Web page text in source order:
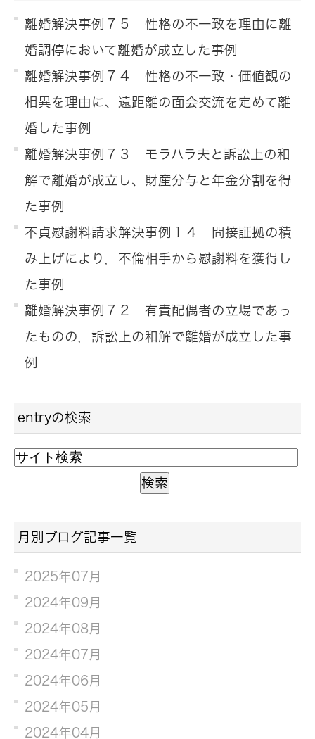
離婚解決事例７５ 性格の不一致を理由に離
婚調停において離婚が成立した事例
離婚解決事例７４ 性格の不一致・価値観の
相異を理由に、遠距離の面会交流を定めて離
婚した事例
離婚解決事例７３ モラハラ夫と訴訟上の和
解で離婚が成立し、財産分与と年金分割を得
た事例
不貞慰謝料請求解決事例１４ 間接証拠の積
み上げにより，不倫相手から慰謝料を獲得し
た事例
離婚解決事例７２ 有責配偶者の立場であっ
たものの，訴訟上の和解で離婚が成立した事
例
entryの検索
月別ブログ記事一覧
2025年07月
2024年09月
2024年08月
2024年07月
2024年06月
2024年05月
2024年04月